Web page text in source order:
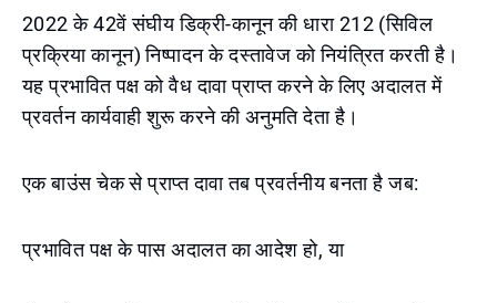
2022 के 42वें संघीय डिक्री-कानून की धारा 212 (सिविल
प्रक्रिया कानून) निष्पादन के दस्तावेज को नियंत्रित करती है।
यह प्रभावित पक्ष को वैध दावा प्राप्त करने के लिए अदालत में
प्रवर्तन कार्यवाही शुरू करने की अनुमति देता है।
एक बाउंस चेक से प्राप्त दावा तब प्रवर्तनीय बनता है जब:
प्रभावित पक्ष के पास अदालत का आदेश हो, या